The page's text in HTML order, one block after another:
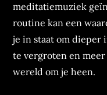
meditatiemuziek
routine kan een
je in staat om dieper
te vergroten en
wereld om je heen.